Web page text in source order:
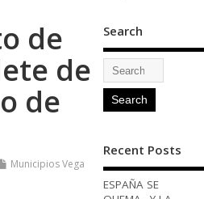
de
de
de
Municipios Vega
Search
Recent Posts
ESPAÑA SE